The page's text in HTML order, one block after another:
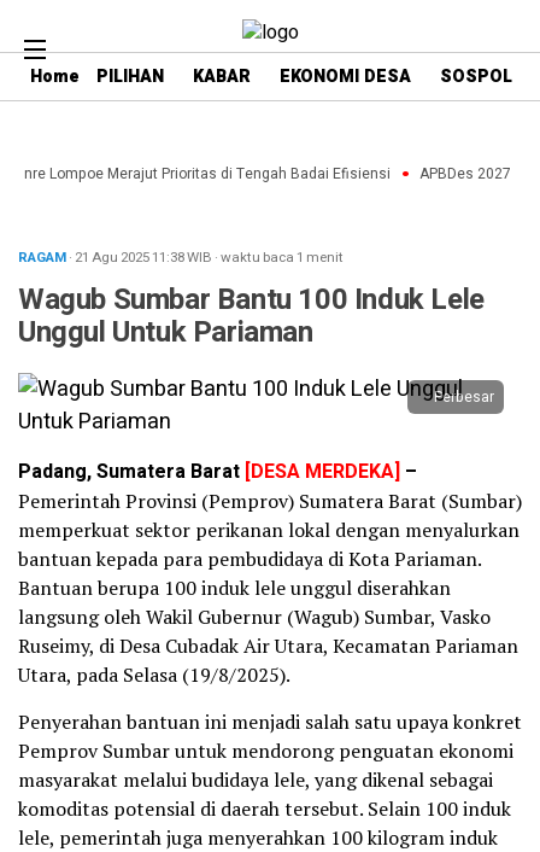
Home PILIHAN KABAR EKONOMI DESA SOSPOL
Lompoe Merajut Prioritas di Tengah Badai Efisiensi APBDes 2027:
RAGAM· 21 Agu 202511:38WIB ·waktu baca 1 menit
Wagub Sumbar Bantu 100 Induk Lele
Unggul Untuk Pariaman
Perbesar
Padang, Sumatera Barat [DESA MERDEKA] –
Pemerintah Provinsi (Pemprov) Sumatera Barat (Sumbar)
memperkuat sektor perikanan lokal dengan menyalurkan
bantuan kepada para pembudidaya di Kota Pariaman.
Bantuan berupa 100 induk lele unggul diserahkan
langsung oleh Wakil Gubernur (Wagub) Sumbar, Vasko
Ruseimy, di Desa Cubadak Air Utara, Kecamatan Pariaman
Utara, pada Selasa (19/8/2025).
Penyerahan bantuan ini menjadi salah satu upaya konkret
Pemprov Sumbar untuk mendorong penguatan ekonomi
masyarakat melalui budidaya lele, yang dikenal sebagai
komoditas potensial di daerah tersebut. Selain 100 induk
lele, pemerintah juga menyerahkan 100 kilogram induk